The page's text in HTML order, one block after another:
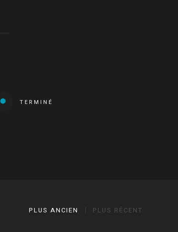
TERMINÉ
PLUS ANCIEN PLUS RÉCENT